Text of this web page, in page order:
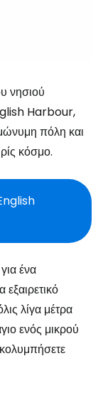
νησιού
Harbour,
πόλη και
κόσμο.
ένα
λίγα μέτρα
ενός μικρού